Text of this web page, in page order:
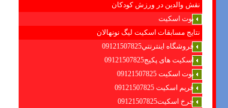
نقش والدین در ورزش کودکان
بوت اسکیت
نتایج مسابقات اسکیت لیگ نونهالان
فروشگاه اينترنتي09121507825
اسکیت های پکیج09121507825
بوت اسکیت 09121507825
فریم اسکیت 09121507825
چرخ اسکیت09121507825